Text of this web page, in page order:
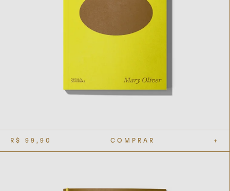
R$ 99,90 COMPRAR +